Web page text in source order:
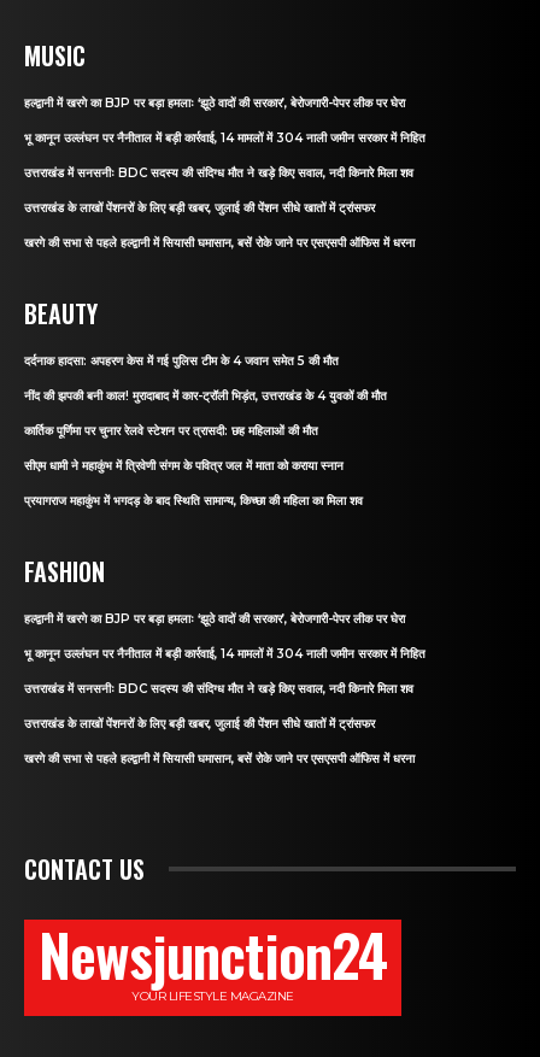
MUSIC
हल्द्वानी में खरगे का BJP पर बड़ा हमलाः ‘झूठे वादों की सरकार’, बेरोजगारी-पेपर लीक पर घेरा
भू कानून उल्लंघन पर नैनीताल में बड़ी कार्रवाई, 14 मामलों में 304 नाली जमीन सरकार में निहित
उत्तराखंड में सनसनीः BDC सदस्य की संदिग्ध मौत ने खड़े किए सवाल, नदी किनारे मिला शव
उत्तराखंड के लाखों पेंशनरों के लिए बड़ी खबर, जुलाई की पेंशन सीधे खातों में ट्रांसफर
खरगे की सभा से पहले हल्द्वानी में सियासी घमासान, बसें रोके जाने पर एसएसपी ऑफिस में धरना
BEAUTY
दर्दनाक हादसा: अपहरण केस में गई पुलिस टीम के 4 जवान समेत 5 की मौत
नींद की झपकी बनी काल! मुरादाबाद में कार-ट्रॉली भिड़ंत, उत्तराखंड के 4 युवकों की मौत
कार्तिक पूर्णिमा पर चुनार रेलवे स्टेशन पर त्रासदी: छह महिलाओं की मौत
सीएम धामी ने महाकुंभ में त्रिवेणी संगम के पवित्र जल में माता को कराया स्नान
प्रयागराज महाकुंभ में भगदड़ के बाद स्थिति सामान्य, किच्छा की महिला का मिला शव
FASHION
हल्द्वानी में खरगे का BJP पर बड़ा हमलाः ‘झूठे वादों की सरकार’, बेरोजगारी-पेपर लीक पर घेरा
भू कानून उल्लंघन पर नैनीताल में बड़ी कार्रवाई, 14 मामलों में 304 नाली जमीन सरकार में निहित
उत्तराखंड में सनसनीः BDC सदस्य की संदिग्ध मौत ने खड़े किए सवाल, नदी किनारे मिला शव
उत्तराखंड के लाखों पेंशनरों के लिए बड़ी खबर, जुलाई की पेंशन सीधे खातों में ट्रांसफर
खरगे की सभा से पहले हल्द्वानी में सियासी घमासान, बसें रोके जाने पर एसएसपी ऑफिस में धरना
CONTACT US
Newsjunction24
YOUR LIFESTYLE MAGAZINE